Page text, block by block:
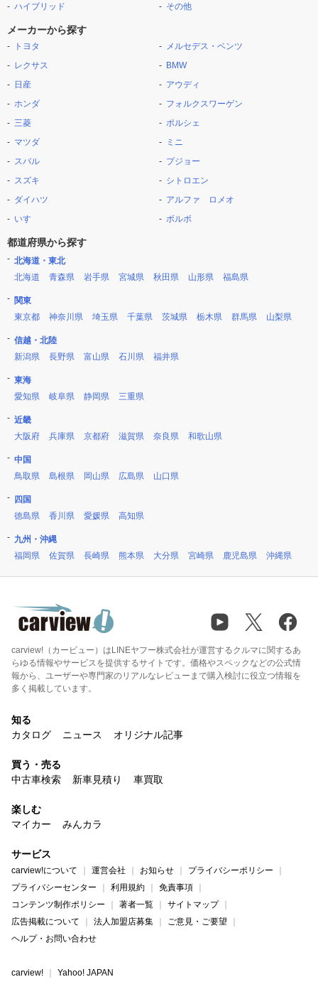
ハイブリッド
その他
メーカーから探す
トヨタ
レクサス
日産
ホンダ
三菱
マツダ
スバル
スズキ
ダイハツ
いすゞ
メルセデス・ベンツ
BMW
アウディ
フォルクスワーゲン
ポルシェ
ミニ
プジョー
シトロエン
アルファ ロメオ
ボルボ
都道府県から探す
北海道・東北
北海道
青森県 岩手県 宮城県 秋田県 山形県 福島県
関東
東京都
神奈川県 埼玉県 千葉県 茨城県 栃木県 群馬県 山梨県
信越・北陸
新潟県
長野県 富山県 石川県 福井県
東海
愛知県
岐阜県 静岡県 三重県
近畿
大阪府
兵庫県 京都府 滋賀県 奈良県 和歌山県
中国
鳥取県
島根県 岡山県 広島県 山口県
四国
徳島県
香川県 愛媛県 高知県
九州・沖縄
福岡県
佐賀県 長崎県 熊本県 大分県 宮崎県 鹿児島県 沖縄県
carview!（カービュー）はLINEヤフー株式会社が運営するクルマに関するあ
らゆる情報やサービスを提供するサイトです。価格やスペックなどの公式情
報から、ユーザーや専門家のリアルなレビューまで購入検討に役立つ情報を
多く掲載しています。
知る
カタログ
ニュース オリジナル記事
買う・売る
中古車検索
新車見積り 車買取
楽しむ
マイカー
みんカラ
サービス
carview!について 運営会社 お知らせ
プライバシーポリシー
プライバシーセンター
利用規約
免責事項
コンテンツ制作ポリシー
著者一覧
サイトマップ
広告掲載について
法人加盟店募集
ご意見・ご要望
ヘルプ・お問い合わせ
carview! Yahoo! JAPAN